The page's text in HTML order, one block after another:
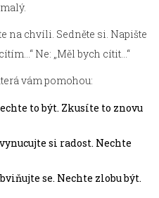
na chvíli. Sedněte si. Napište
Ne: „Měl bych cítit...“
vám pomohou:
to být. Zkusíte to znovu
si radost. Nechte
se. Nechte zlobu být.